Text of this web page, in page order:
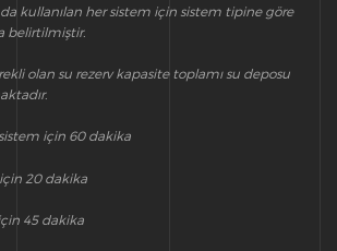
kullanılan her sistem için sistem tipine göre
belirtilmiştir.
olan su rezerv kapasite toplamı su deposu
için 60 dakika
20 dakika
45 dakika